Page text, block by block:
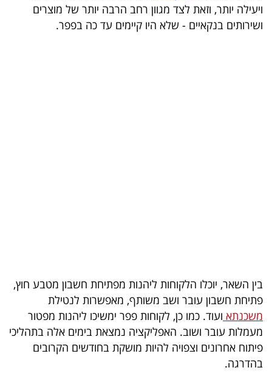
ולימודים
הכלכלי
פודקאסט
40
UNDER
ויעילה יותר, וזאת לצד מגוון רחב הרבה יותר של מוצרים
ושירותים בנקאיים - שלא היו קיימים עד כה בפפר.
בין השאר, יוכלו הלקוחות ליהנות מפתיחת חשבון מטבע חוץ,
פתיחת חשבון עובר ושב משותף, מאפשרות לנטילת
משכנתא ועוד. כמו כן, לקוחות פפר ימשיכו ליהנות מפטור
מעמלות עובר ושוב. האפליקציה נמצאת בימים אלה בתהליכי
פיתוח אחרונים וצפויה להיות מושקת בחודשים הקרובים
בהדרגה.